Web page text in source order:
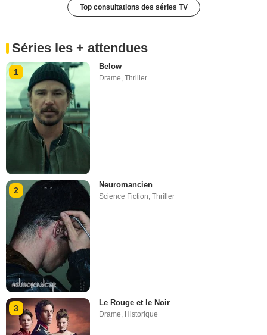
Top consultations des séries TV
Séries les + attendues
1
Below
Drame,Thriller
2
Neuromancien
Science Fiction ,Thriller
3
Le Rouge et le Noir
Drame, Historique